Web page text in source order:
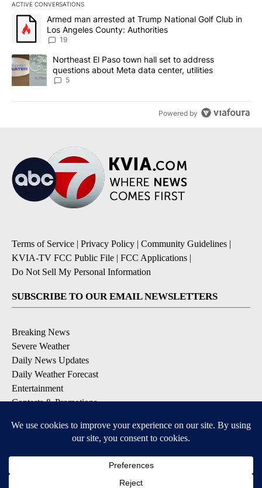
ACTIVE CONVERSATIONS
The following is a list of the most commented articles in the last
A trending article titled "Armed man arrested at Trump National
Armed man arrested at Trump National Golf Club in
Los Angeles County: Authorities
19
A trending article titled "Northeast El Paso town hall set to
Northeast El Paso town hall set to address
questions about Meta data center, utilities
5
Powered by
Terms of Service | Privacy Policy | Community Guidelines |
KVIA-TV FCC Public File | FCC Applications |
Do Not Sell My Personal Information
SUBSCRIBE TO OUR EMAIL NEWSLETTERS
Breaking News
Severe Weather
Daily News Updates
Daily Weather Forecast
Entertainment
Contests & Promotions
DOWNLOAD OUR APPS
Available for iOS and Android